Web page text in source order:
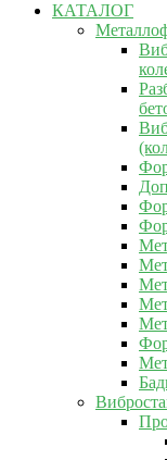
КАТАЛОГ